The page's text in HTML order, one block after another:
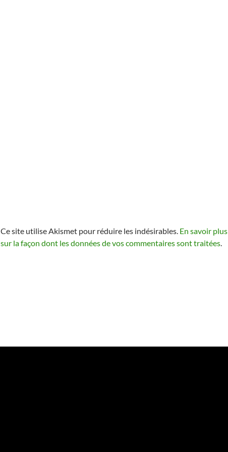
Ce site utilise Akismet pour réduire les indésirables. En savoir plus
sur la façon dont les données de vos commentaires sont traitées.